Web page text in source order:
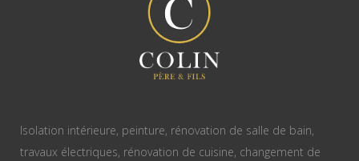
Isolation intérieure, peinture, rénovation de salle de bain,
travaux électriques, rénovation de cuisine, changement de